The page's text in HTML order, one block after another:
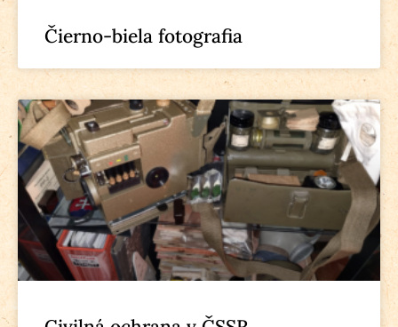
Čierno-biela fotografia